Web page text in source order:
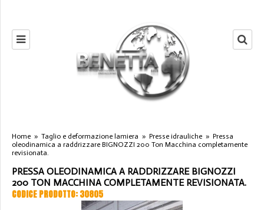
Home » Taglio e deformazione lamiera » Presse idrauliche » Pressa
oleodinamica a raddrizzare BIGNOZZI 200 Ton Macchina completamente
revisionata.
PRESSA OLEODINAMICA A RADDRIZZARE BIGNOZZI
200 TON MACCHINA COMPLETAMENTE REVISIONATA.
CODICE PRODOTTO: 30805